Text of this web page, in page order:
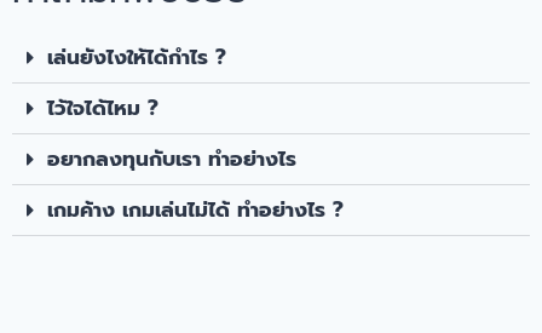
เล่นยังไงให้ได้กำไร ?
ไว้ใจได้ไหม ?
อยากลงทุนกับเรา ทำอย่างไร
เกมค้าง เกมเล่นไม่ได้ ทำอย่างไร ?